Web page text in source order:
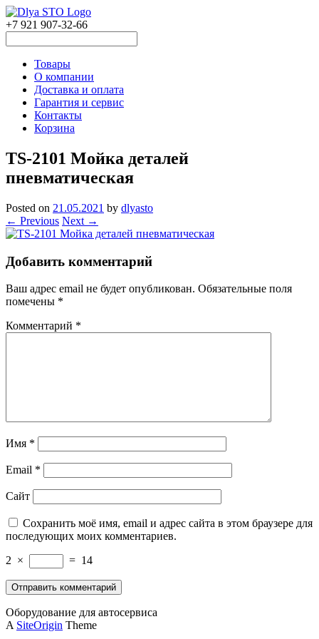
+7 921 907-32-66
Товары
О компании
Доставка и оплата
Гарантия и сервис
Контакты
Корзина
TS-2101 Мойка деталей
пневматическая
Posted on 21.05.2021 by dlyasto
← Previous Next →
Добавить комментарий
Ваш адрес email не будет опубликован. Обязательные поля
помечены *
Комментарий *
Имя *
Email *
Сайт
Сохранить моё имя, email и адрес сайта в этом браузере для
последующих моих комментариев.
2 × = 14
Оборудование для автосервиса
A SiteOrigin Theme